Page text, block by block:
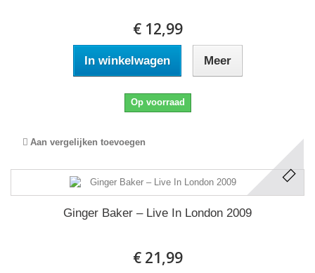
€ 12,99
In winkelwagen Meer
Op voorraad
Aan vergelijken toevoegen
Ginger Baker ‎– Live In London 2009
€ 21,99